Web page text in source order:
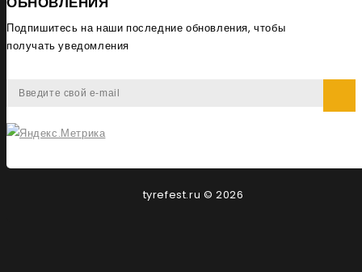
Подпишитесь на наши последние обновления, чтобы
получать уведомления
tyrefest.ru © 2026